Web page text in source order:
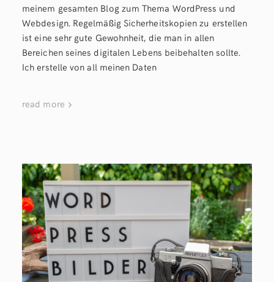
meinem gesamten Blog zum Thema WordPress und
Webdesign. Regelmäßig Sicherheitskopien zu erstellen
ist eine sehr gute Gewohnheit, die man in allen
Bereichen seines digitalen Lebens beibehalten sollte.
Ich erstelle von all meinen Daten
read more